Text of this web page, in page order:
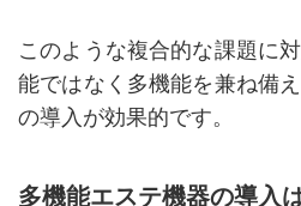
このような複合的な課題に
能ではなく多機能を兼ね備
の導入が効果的です。
多機能エステ機器の導入